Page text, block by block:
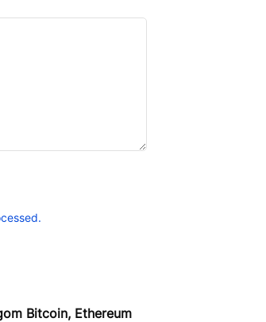
Bitcoin, Ethereum